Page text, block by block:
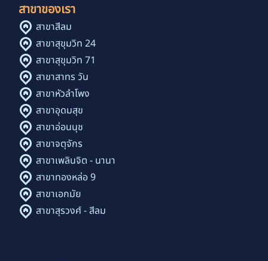
สาขาของเรา
สาขาสีลม
สาขาสุขุมวิท 24
สาขาสุขุมวิท 71
สาขาสาทร วัน
สาขาหัวลำโพง
สาขาอุดมสุข
สาขาอ่อนนุช
สาขาจตุจักร
สาขาเพลินจิต - นานา
สาขาทองหล่อ 9
สาขาเอกมัย
สาขาสุรวงศ์ - สีลม